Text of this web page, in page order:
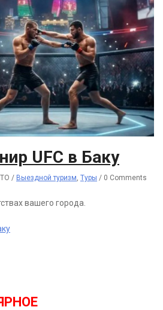
UFC в Баку
/ Выездной туризм, Туры / 0 Comments
вашего города.